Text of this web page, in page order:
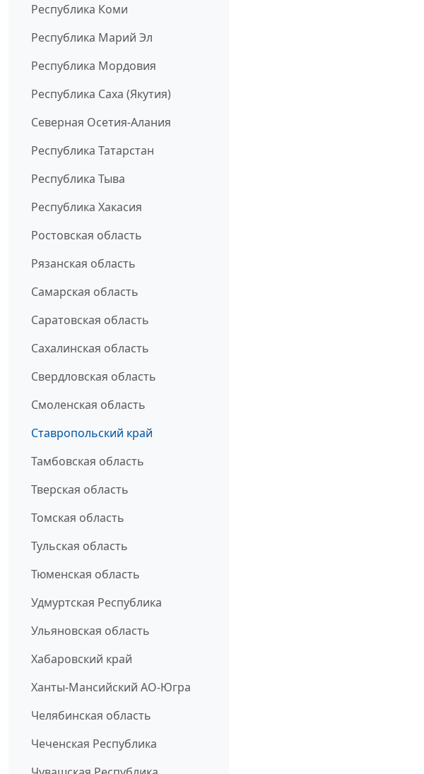
Республика Коми
Республика Марий Эл
Республика Мордовия
Республика Саха (Якутия)
Северная Осетия-Алания
Республика Татарстан
Республика Тыва
Республика Хакасия
Ростовская область
Рязанская область
Самарская область
Саратовская область
Сахалинская область
Свердловская область
Смоленская область
Ставропольский край
Тамбовская область
Тверская область
Томская область
Тульская область
Тюменская область
Удмуртская Республика
Ульяновская область
Хабаровский край
Ханты-Мансийский АО-Югра
Челябинская область
Чеченская Республика